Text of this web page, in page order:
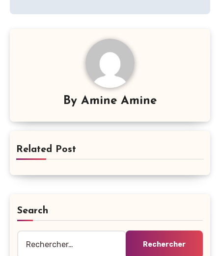
l’article
By Amine Amine
Related Post
Search